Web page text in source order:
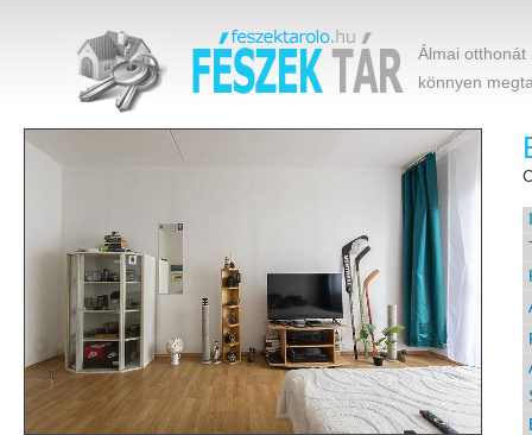
Álmai otthonát
könnyen